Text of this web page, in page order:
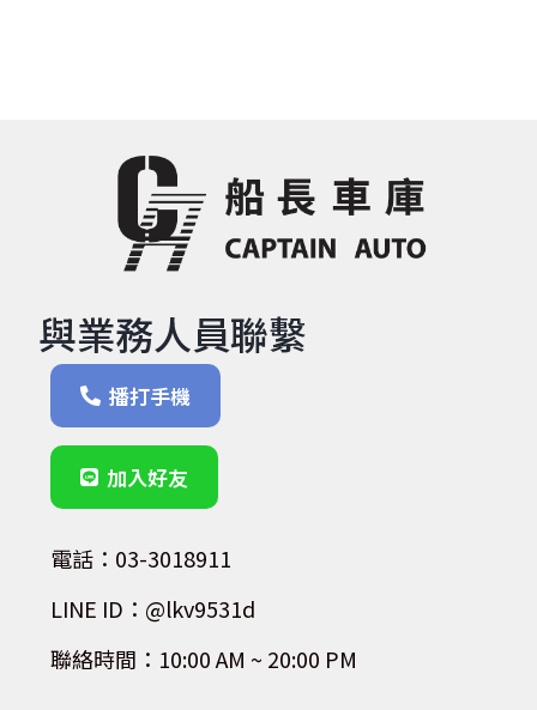
與業務人員聯繫
播打手機
加入好友
電話：03-3018911
LINE ID：@lkv9531d
聯絡時間：10:00 AM ~ 20:00 PM